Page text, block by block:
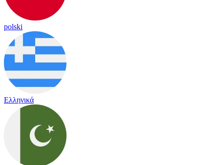
polski
Ελληνικά